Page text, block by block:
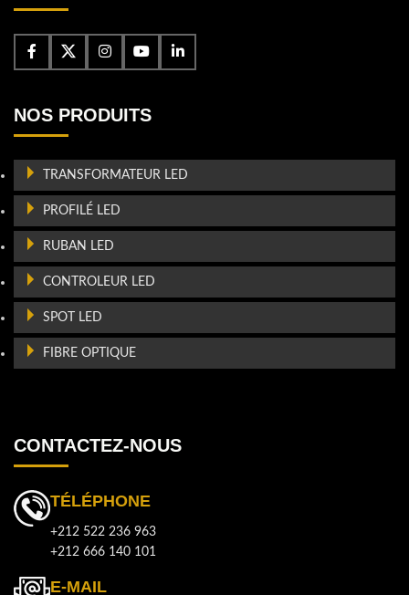
NOS PRODUITS
TRANSFORMATEUR LED
PROFILÉ LED
RUBAN LED
CONTROLEUR LED
SPOT LED
FIBRE OPTIQUE
CONTACTEZ-NOUS
TÉLÉPHONE
+212 522 236 963
+212 666 140 101
E-MAIL